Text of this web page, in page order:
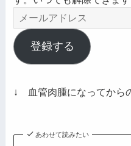
メ
ー
ル
ア
レ
登録する
↓ 血管肉腫になってから
あわせて読みたい